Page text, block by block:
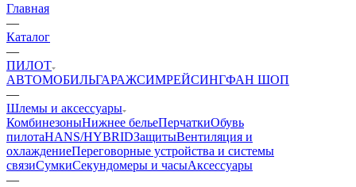
Главная
—
Каталог
—
ПИЛОТ
АВТОМОБИЛЬГАРАЖСИМРЕЙСИНГФАН ШОП
—
Шлемы и аксессуары
КомбинезоныНижнее бельеПерчаткиОбувь
пилотаHANS/HYBRIDЗащитыВентиляция и
охлаждениеПереговорные устройства и системы
связиСумкиСекундомеры и часыАксессуары
—